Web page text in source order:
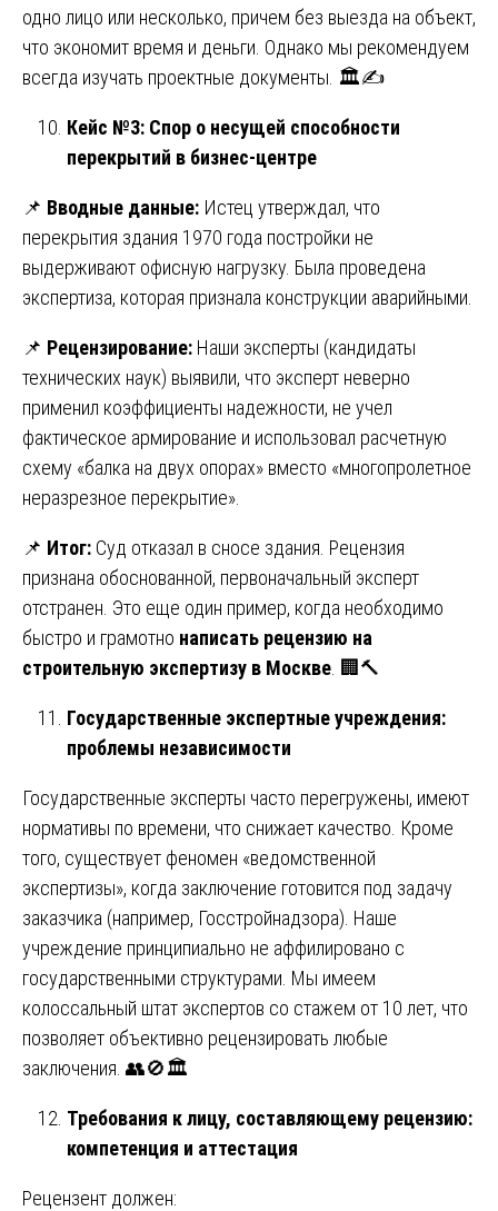
одно лицо или несколько, причем без выезда на объект,
что экономит время и деньги. Однако мы рекомендуем
всегда изучать проектные документы. 🏛️✍️
Кейс №3: Спор о несущей способности
перекрытий в бизнес-центре
📌 Вводные данные: Истец утверждал, что
перекрытия здания 1970 года постройки не
выдерживают офисную нагрузку. Была проведена
экспертиза, которая признала конструкции аварийными.
📌 Рецензирование: Наши эксперты (кандидаты
технических наук) выявили, что эксперт неверно
применил коэффициенты надежности, не учел
фактическое армирование и использовал расчетную
схему «балка на двух опорах» вместо «многопролетное
неразрезное перекрытие».
📌 Итог: Суд отказал в сносе здания. Рецензия
признана обоснованной, первоначальный эксперт
отстранен. Это еще один пример, когда необходимо
быстро и грамотно написать рецензию на
строительную экспертизу в Москве . 🏢🔨
Государственные экспертные учреждения:
проблемы независимости
Государственные эксперты часто перегружены, имеют
нормативы по времени, что снижает качество. Кроме
того, существует феномен «ведомственной
экспертизы», когда заключение готовится под задачу
заказчика (например, Госстройнадзора). Наше
учреждение принципиально не аффилировано с
государственными структурами. Мы имеем
колоссальный штат экспертов со стажем от 10 лет, что
позволяет объективно рецензировать любые
заключения. 👥🚫🏛️
Требования к лицу, составляющему рецензию:
компетенция и аттестация
Рецензент должен: